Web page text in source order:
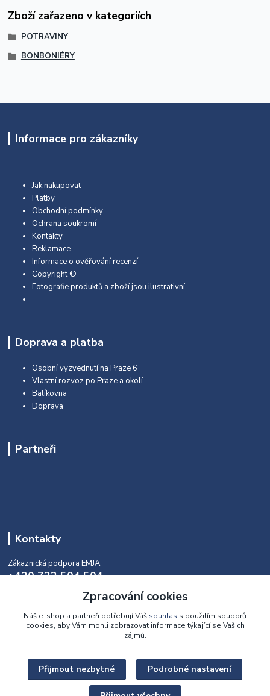
Zboží zařazeno v kategoriích
POTRAVINY
BONBONIÉRY
Informace pro zákazníky
Jak nakupovat
Platby
Obchodní podmínky
Ochrana soukromí
Kontakty
Reklamace
Informace o ověřování recenzí
Copyright ©
Fotografie produktů a zboží jsou ilustrativní
Doprava a platba
Osobní vyzvednutí na Praze 6
Vlastní rozvoz po Praze a okolí
Balíkovna
Doprava
Partneři
Kontakty
Zákaznická podpora EMJA
+420 732 504 504
(během naší aktuální otevírací doby)
info@emja.cz
Upravit sběr cookies.
Zpracování cookies
Náš e-shop a partneři potřebují Váš souhlas s použitím souborů
cookies, aby Vám mohli zobrazovat informace týkající se Vašich
zájmů.
Přijmout nezbytné Podrobné nastavení